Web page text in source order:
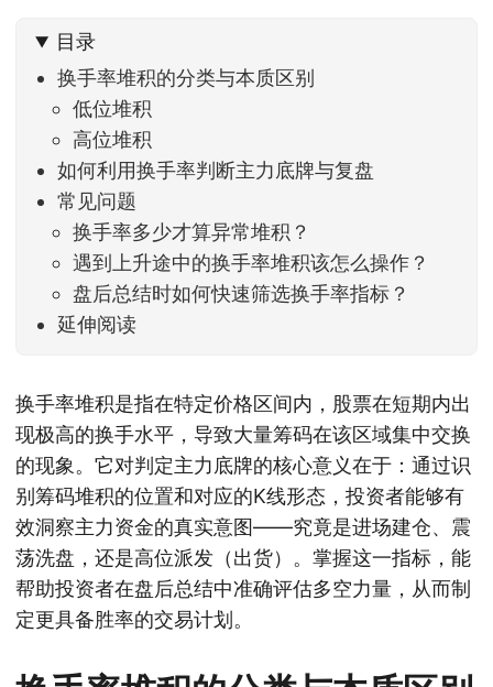
家感受到了春天般的暖风。指数涨了百点，交易额
回暖到2
目录
换手率堆积的分类与本质区别
低位堆积
高位堆积
如何利用换手率判断主力底牌与复盘
常见问题
换手率多少才算异常堆积？
遇到上升途中的换手率堆积该怎么操作？
盘后总结时如何快速筛选换手率指标？
延伸阅读
换手率堆积是指在特定价格区间内，股票在短期内出
现极高的换手水平，导致大量筹码在该区域集中交换
的现象。它对判定主力底牌的核心意义在于：通过识
别筹码堆积的位置和对应的K线形态，投资者能够有
效洞察主力资金的真实意图——究竟是进场建仓、震
荡洗盘，还是高位派发（出货）。掌握这一指标，能
帮助投资者在盘后总结中准确评估多空力量，从而制
定更具备胜率的交易计划。